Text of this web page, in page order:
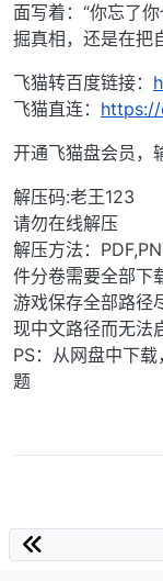
面写着：“你忘了
掘真相，还是在把
飞猫转百度链接：
飞猫直连：
开通飞猫盘会员
解压码:老王123
请勿在线解压
解压方法：
件分卷需要全部下
游戏保存全部路径
现中文路径而无法
PS：从网盘中下
题